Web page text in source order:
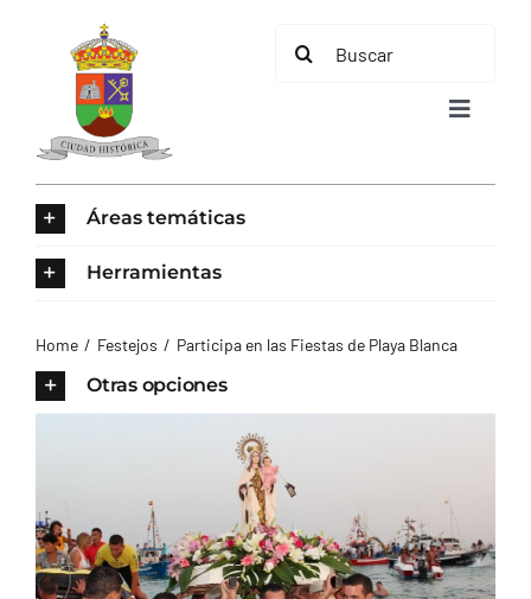
contenido
Buscar:
Toggle
AYUNTAMIENTO
CONTACTO
Áreas temáticas
Herramientas
Home Festejos Participa en las Fiestas de Playa Blanca
Otras opciones